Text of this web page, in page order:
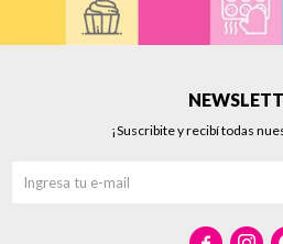
¡Suscribite y recibí todas